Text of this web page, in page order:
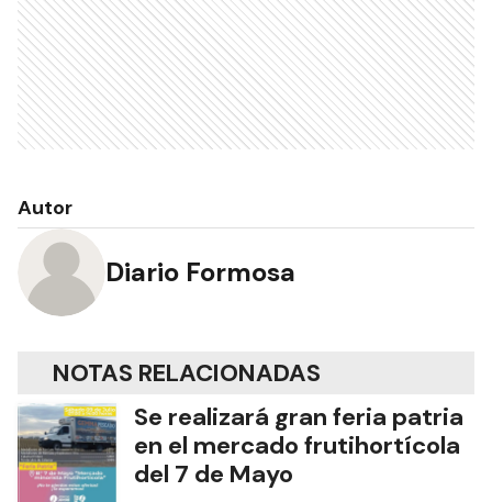
Autor
Diario Formosa
NOTAS RELACIONADAS
Se realizará gran feria patria
en el mercado frutihortícola
del 7 de Mayo